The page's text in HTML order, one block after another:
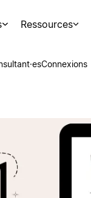
Ressources
Connexions